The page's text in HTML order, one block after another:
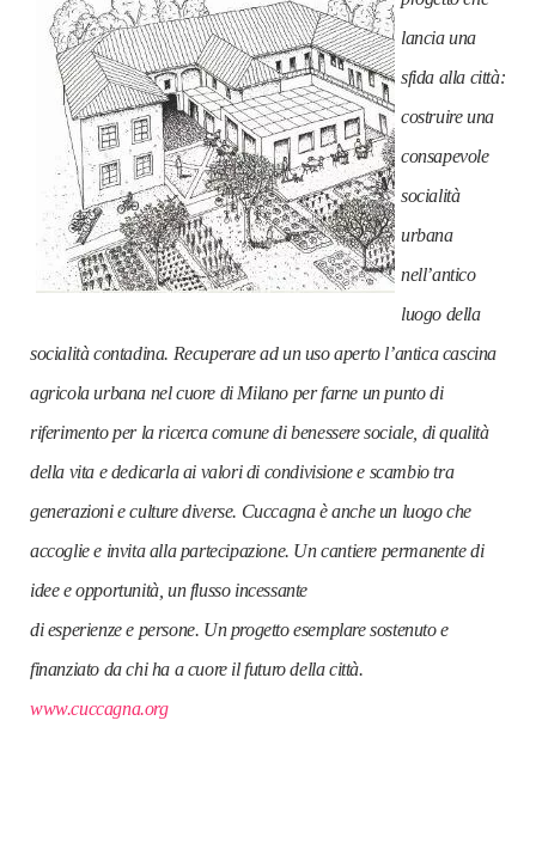
lancia una
sfida alla città:
costruire una
consapevole
socialità
urbana
nell’antico
luogo della
socialità contadina. Recuperare ad un uso aperto l’antica cascina
agricola urbana nel cuore di Milano per farne un punto di
riferimento per la ricerca comune di benessere sociale, di qualità
della vita e dedicarla ai valori di condivisione e scambio tra
generazioni e culture diverse. Cuccagna è anche un luogo che
accoglie e invita alla partecipazione. Un cantiere permanente di
idee e opportunità, un flusso incessante
di esperienze e persone. Un progetto esemplare sostenuto e
finanziato da chi ha a cuore il futuro della città.
www.cuccagna.org